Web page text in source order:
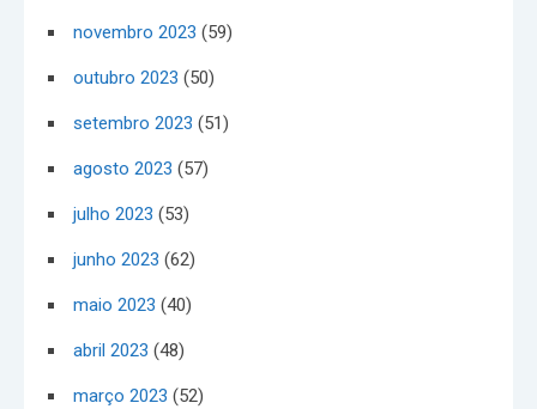
novembro 2023 (59)
outubro 2023 (50)
setembro 2023 (51)
agosto 2023 (57)
julho 2023 (53)
junho 2023 (62)
maio 2023 (40)
abril 2023 (48)
março 2023 (52)